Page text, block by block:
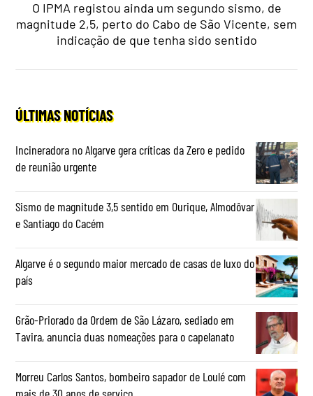
O IPMA registou ainda um segundo sismo, de
magnitude 2,5, perto do Cabo de São Vicente, sem
indicação de que tenha sido sentido
ÚLTIMAS NOTÍCIAS
Incineradora no Algarve gera críticas da Zero e pedido
de reunião urgente
Sismo de magnitude 3,5 sentido em Ourique, Almodôvar
e Santiago do Cacém
Algarve é o segundo maior mercado de casas de luxo do
país
Grão-Priorado da Ordem de São Lázaro, sediado em
Tavira, anuncia duas nomeações para o capelanato
Morreu Carlos Santos, bombeiro sapador de Loulé com